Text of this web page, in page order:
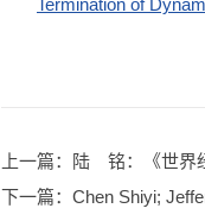
Termination of
上一篇：陆 铭：《世界
下一篇：Chen Shiyi;